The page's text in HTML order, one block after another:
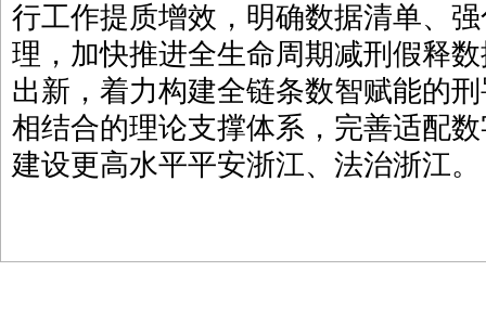
行工作提质增效，明确数据清单、
理，加快推进全生命周期减刑假释
出新，着力构建全链条数智赋能的
相结合的理论支撑体系，完善适配
建设更高水平平安浙江、法治浙江。